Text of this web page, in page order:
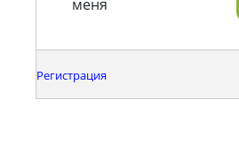
меня
Регистрация